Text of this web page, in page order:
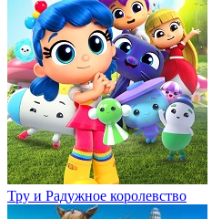
Тру и Радужное королевство